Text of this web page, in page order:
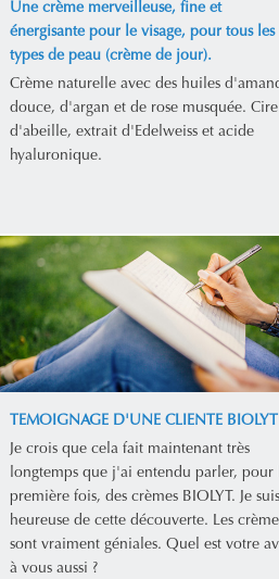
Une crème merveilleuse, fine et
énergisante pour le visage, pour tous les
types de peau (crème de jour).
Crème naturelle avec des huiles
douce, d'argan et de rose musquée. Cire
d'abeille, extrait d'Edelweiss et acide
hyaluronique.
TEMOIGNAGE D'UNE CLIENTE BIOLYT
Je crois que cela fait maintenant très
longtemps que j'ai entendu parler, pour
première fois, des crèmes BIOLYT. Je suis
heureuse de cette découverte. Les
sont vraiment géniales. Quel est votre
à vous aussi ?